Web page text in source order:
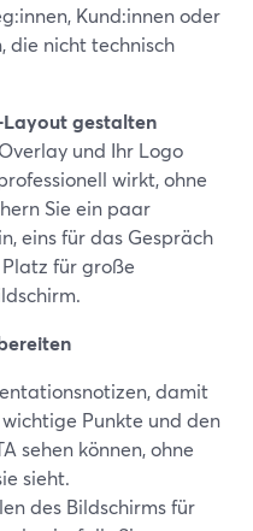
Kund:innen oder
die nicht technisch
Layout gestalten
und Ihr Logo
wirkt, ohne
Sie ein paar
eins für das Gespräch
für große
damit
Punkte und den
sehen können, ohne
sieht.
des Bildschirms für